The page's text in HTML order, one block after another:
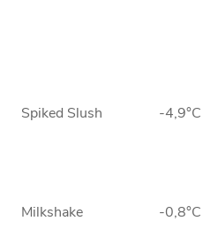
Spiked Slush -4,9°C
Milkshake -0,8°C